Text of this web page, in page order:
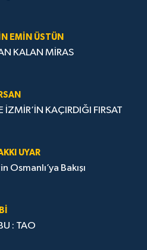
EMIN ÜSTÜN
KALAN MİRAS
İZMİR’İN KAÇIRDIĞI FIRSAT
UYAR
Osmanlı’ya Bakışı
: TAO